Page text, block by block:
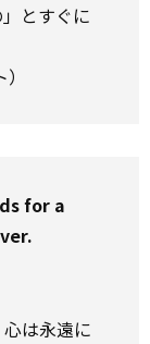
とすぐに
for a
は永遠に